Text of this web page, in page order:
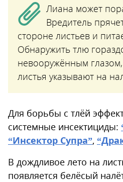
Лиана может
Вредитель
стороне листьев и
Обнаружить тлю
невооружённым
листья указывают на
Для борьбы с тлёй
системные инсектициды:
“Инсектор Супра”,
В дождливое лето на
появляется белёсый